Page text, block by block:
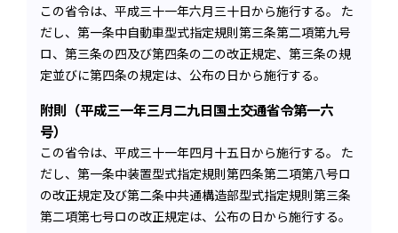
この省令は、平成三十一年六月三十日から施行する。 た
だし、第一条中自動車型式指定規則第三条第二項第九号
ロ、第三条の四及び第四条の二の改正規定、第三条の規
定並びに第四条の規定は、公布の日から施行する。
附則（平成三一年三月二九日国土交通省令第一六
号）
この省令は、平成三十一年四月十五日から施行する。 た
だし、第一条中装置型式指定規則第四条第二項第八号ロ
の改正規定及び第二条中共通構造部型式指定規則第三条
第二項第七号ロの改正規定は、公布の日から施行する。